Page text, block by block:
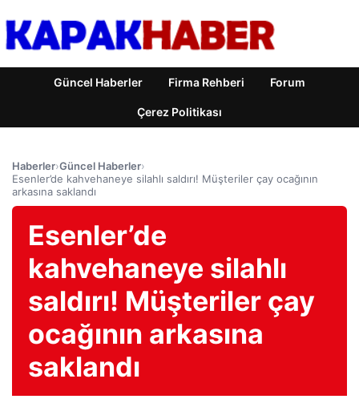
Güncel Haberler Firma Rehberi Forum
Çerez Politikası
Haberler›Güncel Haberler›
Esenler’de kahvehaneye silahlı saldırı! Müşteriler çay ocağının
arkasına saklandı
Esenler’de
kahvehaneye silahlı
saldırı! Müşteriler çay
ocağının arkasına
saklandı